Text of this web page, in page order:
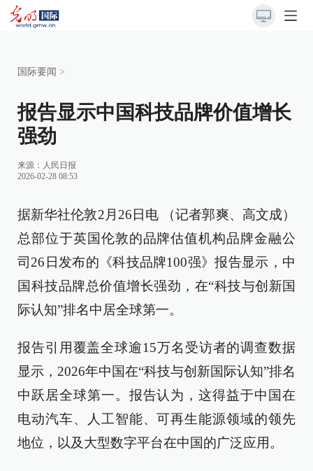
国际要闻 >
报告显示中国科技品牌价值增长
强劲
来源： 人民日报
2026-02-28 08:53
据新华社伦敦2月26日电 （记者郭爽、高文成）
总部位于英国伦敦的品牌估值机构品牌金融公
司26日发布的《科技品牌100强》报告显示，中
国科技品牌总价值增长强劲，在“科技与创新国
际认知”排名中居全球第一。
报告引用覆盖全球逾15万名受访者的调查数据
显示，2026年中国在“科技与创新国际认知”排名
中跃居全球第一。报告认为，这得益于中国在
电动汽车、人工智能、可再生能源领域的领先
地位，以及大型数字平台在中国的广泛应用。